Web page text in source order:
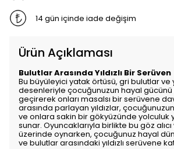
14 gün içinde iade değişim
Ürün Açıklaması
Bulutlar Arasında Yıldızlı Bir Serüven
Bu büyüleyici yatak örtüsü, gri bulutlar ve
desenleriyle çocuğunuzun hayal
geçirerek onları masalsı bir serüvene
arasında parlayan yıldızlar,
ve onlara sakin bir gökyüzünde yolculuk
sunar. Oyuncaklarıyla birlikte bu göz
üzerinde oynarken, çocuğunuz hayal
ve bulutlar arasındaki yıldızlı serüvene